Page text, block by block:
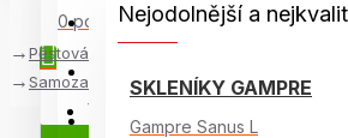
Voliéry, ptačí klece
Skleníky AgroSféra
0 položek - 0,00 Kč
Váš nákupní košík je prázdný!
Nejodolnější a
SKLENÍKY GAMPRE
Gampre Sanus L
Pěstování na balkoně
Samozavlažovací truhlíky